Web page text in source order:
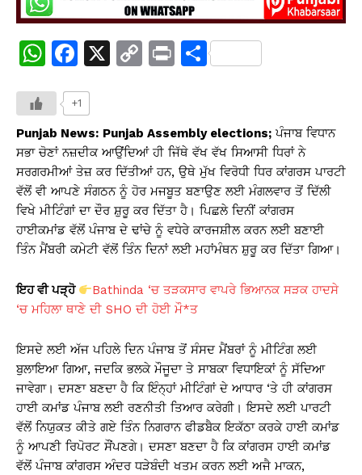
W
at
s
A
p
p
F
c
e
b
o
o
k
X
C
y
Li
n
k
Pr S
e
+1
Punjab News: Punjab Assembly elections; ਪੰਜਾਬ ਵਿਧਾਨ
ਸਭਾ ਚੋਣਾਂ ਨਜ਼ਦੀਕ ਆਉਂਦਿਆਂ ਹੀ ਜਿੱਥੇ ਵੱਖ ਵੱਖ ਸਿਆਸੀ ਧਿਰਾਂ ਨੇ
ਸਰਗਰਮੀਆਂ ਤੇਜ਼ ਕਰ ਦਿੱਤੀਆਂ ਹਨ, ਉਥੇ ਮੁੱਖ ਵਿਰੋਧੀ ਧਿਰ ਕਾਂਗਰਸ ਪਾਰਟੀ
ਵੱਲੋਂ ਵੀ ਆਪਣੇ ਸੰਗਠਨ ਨੂੰ ਹੋਰ ਮਜਬੂਤ ਬਣਾਉਣ ਲਈ ਮੰਗਲਵਾਰ ਤੋਂ ਦਿੱਲੀ
ਵਿਖੇ ਮੀਟਿੰਗਾਂ ਦਾ ਦੌਰ ਸ਼ੁਰੂ ਕਰ ਦਿੱਤਾ ਹੈ। ਪਿਛਲੇ ਦਿਨੀਂ ਕਾਂਗਰਸ
ਹਾਈਕਮਾਂਡ ਵੱਲੋਂ ਪੰਜਾਬ ਦੇ ਢਾਂਚੇ ਨੂੰ ਵਧੇਰੇ ਕਾਰਜਸ਼ੀਲ ਕਰਨ ਲਈ ਬਣਾਈ
ਤਿੰਨ ਮੈਂਬਰੀ ਕਮੇਟੀ ਵੱਲੋਂ ਤਿੰਨ ਦਿਨਾਂ ਲਈ ਮਹਾਂਮੰਥਨ ਸ਼ੁਰੂ ਕਰ ਦਿੱਤਾ ਗਿਆ।
ਇਹ ਵੀ ਪੜ੍ਹੋ
Bathinda ‘ਚ ਤੜਕਸਾਰ ਵਾਪਰੇ ਭਿਆਨਕ ਸੜਕ ਹਾਦਸੇ
‘ਚ ਮਹਿਲਾ ਥਾਣੇ ਦੀ SHO ਦੀ ਹੋਈ ਮੌ*ਤ
ਇਸਦੇ ਲਈ ਅੱਜ ਪਹਿਲੇ ਦਿਨ ਪੰਜਾਬ ਤੋਂ ਸੰਸਦ ਮੈਂਬਰਾਂ ਨੂੰ ਮੀਟਿੰਗ ਲਈ
ਬੁਲਾਇਆ ਗਿਆ, ਜਦਕਿ ਭਲਕੇ ਮੌਜੂਦਾ ਤੇ ਸਾਬਕਾ ਵਿਧਾਇਕਾਂ ਨੂੰ ਸੱਦਿਆ
ਜਾਵੇਗਾ। ਦਸਣਾ ਬਣਦਾ ਹੈ ਕਿ ਇੰਨ੍ਹਾਂ ਮੀਟਿੰਗਾਂ ਦੇ ਆਧਾਰ ‘ਤੇ ਹੀ ਕਾਂਗਰਸ
ਹਾਈ ਕਮਾਂਡ ਪੰਜਾਬ ਲਈ ਰਣਨੀਤੀ ਤਿਆਰ ਕਰੇਗੀ। ਇਸਦੇ ਲਈ ਪਾਰਟੀ
ਵੱਲੋਂ ਨਿਯੁਕਤ ਕੀਤੇ ਗਏ ਤਿੰਨ ਨਿਗਰਾਨ ਫੀਡਬੈਕ ਇਕੱਠਾ ਕਰਕੇ ਹਾਈ ਕਮਾਂਡ
ਨੂੰ ਆਪਣੀ ਰਿਪੋਰਟ ਸੌਂਪਣਗੇ। ਦਸਣਾ ਬਣਦਾ ਹੈ ਕਿ ਕਾਂਗਰਸ ਹਾਈ ਕਮਾਂਡ
ਵੱਲੋਂ ਪੰਜਾਬ ਕਾਂਗਰਸ ਅੰਦਰ ਧੜੇਬੰਦੀ ਖਤਮ ਕਰਨ ਲਈ ਅਜੈ ਮਾਕਨ,